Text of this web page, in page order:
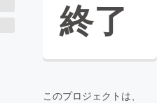
終了
このプロジェクトは、